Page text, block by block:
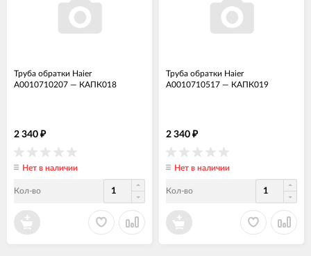
Труба обратки Haier
A0010710207 — КАПК018
2 340 ₽
Нет в наличии
Кол-во
Труба обратки Haier
A0010710517 — КАПК019
2 340 ₽
Нет в наличии
Кол-во